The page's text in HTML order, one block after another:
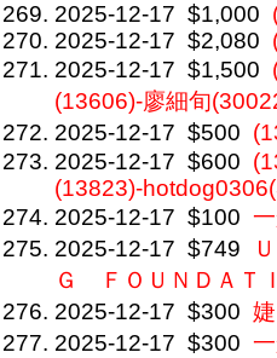
2025-12-17 $1,000
2025-12-17 $2,080
2025-12-17 $1,500
(13606)-廖細旬
2025-12-17 $500
2025-12-17 $600
(13823)-
2025-12-17 $100
2025-12-17 $749
Ｇ ＦＯＵＮＤＡＴ
2025-12-17 $300 婕
2025-12-17 $300